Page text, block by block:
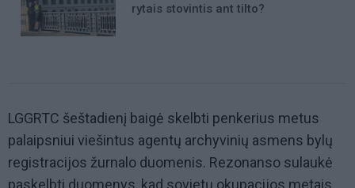
rytais stovintis ant tilto?
LGGRTC šeštadienį baigė skelbti penkerius metus
palaipsniui viešintus agentų archyvinių asmens bylų
registracijos žurnalo duomenis. Rezonanso sulaukė